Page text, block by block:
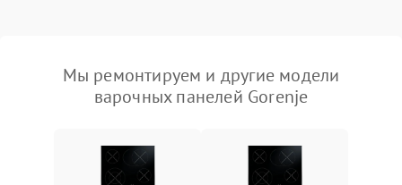
Мы ремонтируем и другие модели
варочных панелей Gorenje